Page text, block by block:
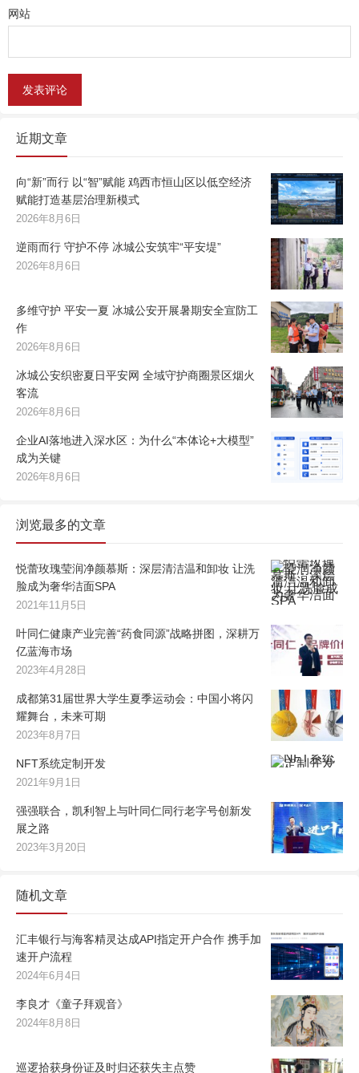
网站
近期文章
向“新”而行 以“智”赋能 鸡西市恒山区以低空经济
赋能打造基层治理新模式
2026年8月6日
逆雨而行 守护不停 冰城公安筑牢“平安堤”
2026年8月6日
多维守护 平安一夏 冰城公安开展暑期安全宣防工
作
2026年8月6日
冰城公安织密夏日平安网 全域守护商圈景区烟火
客流
2026年8月6日
企业AI落地进入深水区：为什么“本体论+大模型”
成为关键
2026年8月6日
浏览最多的文章
悦蕾玫瑰莹润净颜慕斯：深层清洁温和卸妆 让洗
脸成为奢华洁面SPA
2021年11月5日
叶同仁健康产业完善“药食同源”战略拼图，深耕万
亿蓝海市场
2023年4月28日
成都第31届世界大学生夏季运动会：中国小将闪
耀舞台，未来可期
2023年8月7日
NFT系统定制开发
2021年9月1日
强强联合，凯利智上与叶同仁同行老字号创新发
展之路
2023年3月20日
随机文章
汇丰银行与海客精灵达成API指定开户合作 携手加
速开户流程
2024年6月4日
李良才《童子拜观音》
2024年8月8日
巡逻拾获身份证及时归还获失主点赞